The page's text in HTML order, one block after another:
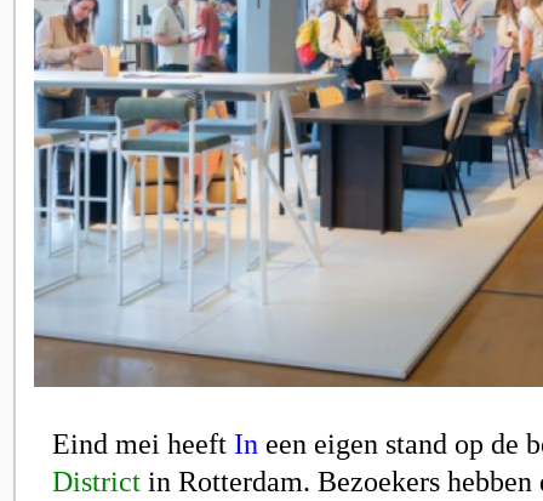
Eind mei heeft In een eigen stand op de
District in Rotterdam. Bezoekers hebben